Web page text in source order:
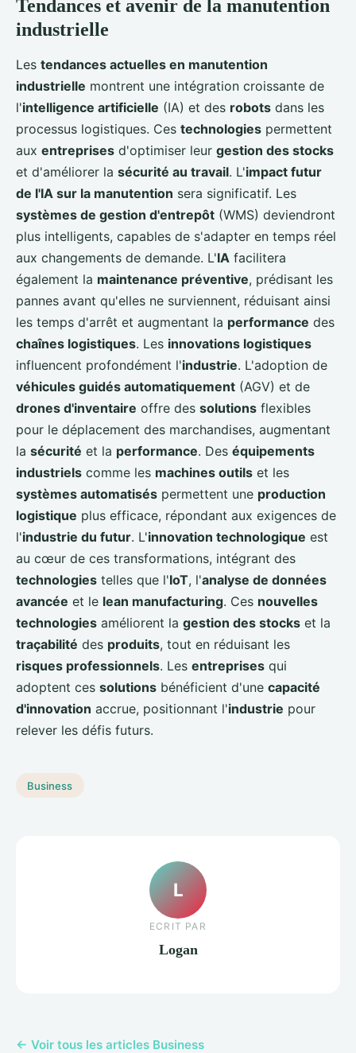
Tendances et avenir de la manutention
industrielle
Les tendances actuelles en manutention
industrielle montrent une intégration croissante de
l'intelligence artificielle (IA) et des robots dans les
processus logistiques. Ces technologies permettent
aux entreprises d'optimiser leur gestion des stocks
et d'améliorer la sécurité au travail. L'impact futur
de l'IA sur la manutention sera significatif. Les
systèmes de gestion d'entrepôt (WMS) deviendront
plus intelligents, capables de s'adapter en temps réel
aux changements de demande. L'IA facilitera
également la maintenance préventive, prédisant les
pannes avant qu'elles ne surviennent, réduisant ainsi
les temps d'arrêt et augmentant la performance des
chaînes logistiques. Les innovations logistiques
influencent profondément l'industrie. L'adoption de
véhicules guidés automatiquement (AGV) et de
drones d'inventaire offre des solutions flexibles
pour le déplacement des marchandises, augmentant
la sécurité et la performance. Des équipements
industriels comme les machines outils et les
systèmes automatisés permettent une production
logistique plus efficace, répondant aux exigences de
l'industrie du futur. L'innovation technologique est
au cœur de ces transformations, intégrant des
technologies telles que l'IoT, l'analyse de données
avancée et le lean manufacturing. Ces nouvelles
technologies améliorent la gestion des stocks et la
traçabilité des produits, tout en réduisant les
risques professionnels. Les entreprises qui
adoptent ces solutions bénéficient d'une capacité
d'innovation accrue, positionnant l'industrie pour
relever les défis futurs.
Business
L
ECRIT PAR
Logan
← Voir tous les articles Business